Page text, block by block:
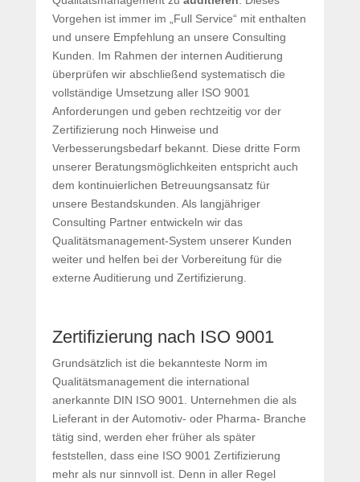
Vorgehen ist immer im „Full Service“ mit enthalten
und unsere Empfehlung an unsere Consulting
Kunden. Im Rahmen der internen Auditierung
überprüfen wir abschließend systematisch die
vollständige Umsetzung aller ISO 9001
Anforderungen und geben rechtzeitig vor der
Zertifizierung noch Hinweise und
Verbesserungsbedarf bekannt. Diese dritte Form
unserer Beratungsmöglichkeiten entspricht auch
dem kontinuierlichen Betreuungsansatz für
unsere Bestandskunden. Als langjähriger
Consulting Partner entwickeln wir das
Qualitätsmanagement-System unserer Kunden
weiter und helfen bei der Vorbereitung für die
externe Auditierung und Zertifizierung.
Zertifizierung nach ISO 9001
Grundsätzlich ist die bekannteste Norm im
Qualitätsmanagement die international
anerkannte DIN ISO 9001. Unternehmen die als
Lieferant in der Automotiv- oder Pharma- Branche
tätig sind, werden eher früher als später
feststellen, dass eine ISO 9001 Zertifizierung
mehr als nur sinnvoll ist. Denn in aller Regel